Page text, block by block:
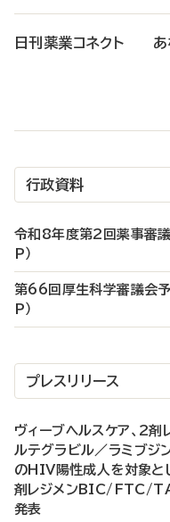
日刊薬業コネクト あ
行政資料
令和8年度第2回薬事審
P）
第66回厚生科学審議会予
P）
プレスリリース
ヴィーブヘルスケア、2剤
ルテグラビル／ラミブジ
のHIV陽性成人を対象と
剤レジメンBIC/FTC/
発表